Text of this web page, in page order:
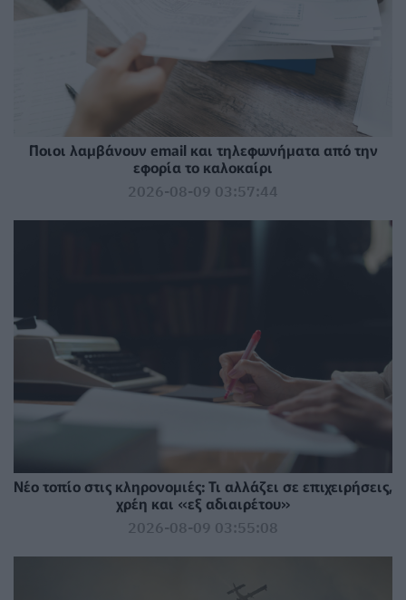
Ποιοι λαμβάνουν email και τηλεφωνήματα από την
εφορία το καλοκαίρι
2026-08-09 03:57:44
Νέο τοπίο στις κληρονομιές: Τι αλλάζει σε επιχειρήσεις,
χρέη και «εξ αδιαιρέτου»
2026-08-09 03:55:08